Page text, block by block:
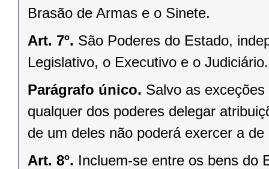
Brasão de Armas e o Sinete.
Art. 7º. São Poderes do Estado,
Legislativo, o Executivo e o Judiciário.
Parágrafo único. Salvo as
qualquer dos poderes delegar
de um deles não poderá exercer a de
Art. 8º. Incluem-se entre os bens do